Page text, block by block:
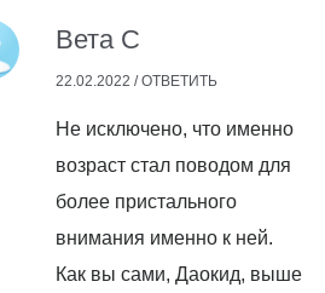
Вета С
22.02.2022 /ОТВЕТИТЬ
Не исключено, что именно
возраст стал поводом для
более пристального
внимания именно к ней.
Как вы сами, Даокид, выше